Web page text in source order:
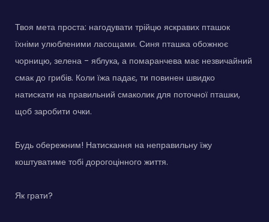
Твоя мета проста: нагодувати трійцю яскравих пташок
їхніми улюбленими ласощами. Синя пташка обожнює
чорницю, зелена - яблука, а помаранчева має незвичайний
смак до грибів. Коли їжа падає, ти повинен швидко
натискати на правильний смаколик для поточної пташки,
щоб заробити очки.
Будь обережним! Натискання на неправильну їжу
коштуватиме тобі дорогоцінного життя.
Як грати?